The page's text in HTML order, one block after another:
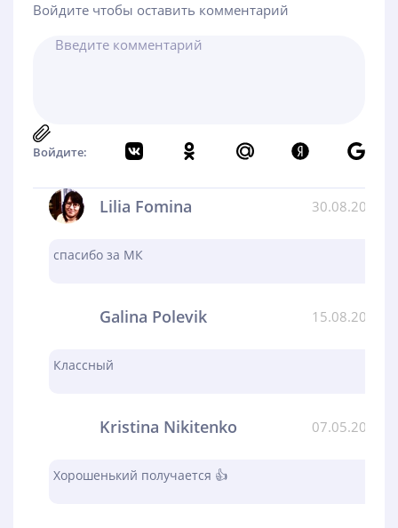
Войдите чтобы оставить комментарий
Войдите:
Lilia Fomina 30.08.2024
спасибо за МК
Galina Polevik 15.08.2024
Классный
Kristina Nikitenko 07.05.2024
Хорошенький получается 👍